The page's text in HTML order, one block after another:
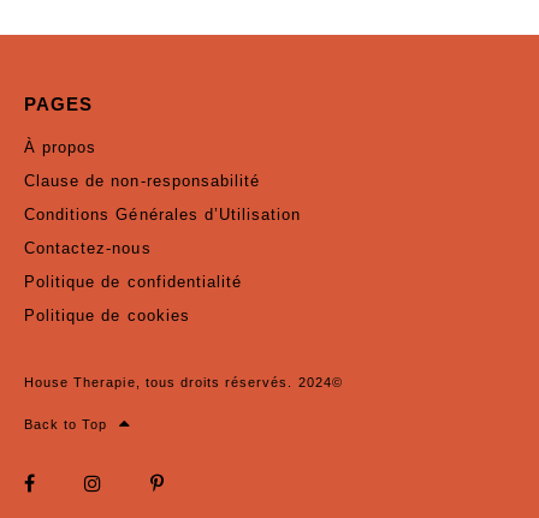
PAGES
À propos
Clause de non-responsabilité
Conditions Générales d’Utilisation
Contactez-nous
Politique de confidentialité
Politique de cookies
House Therapie, tous droits réservés. 2024©
Back to Top